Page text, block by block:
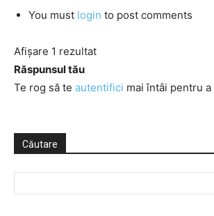
You must login to post comments
Afișare 1 rezultat
Răspunsul tău
Te rog să te autentifici mai întâi pentru
Căutare